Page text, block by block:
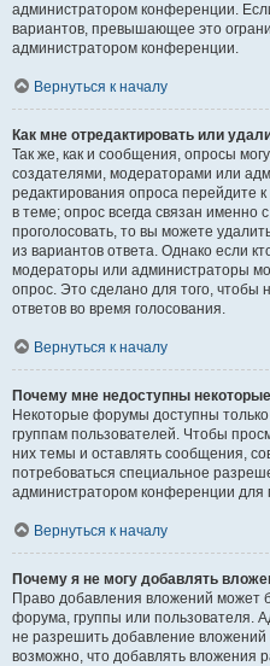
администратором конференции.
вариантов, превышающее это
администратором конференции.
Вернуться к началу
Как мне отредактировать или
Так же, как и сообщения, опросы
создателями, модераторами или
редактирования опроса перейдите
в теме; опрос всегда связан именно
проголосовать, то вы можете
из вариантов ответа. Однако если
модераторы или администраторы
опрос. Это сделано для того, чтобы
ответов во время голосования.
Вернуться к началу
Почему мне недоступны
Некоторые форумы доступны
группам пользователей. Чтобы
них темы и оставлять сообщения,
потребоваться специальное
администратором конференции для
Вернуться к началу
Почему я не могу добавлять
Право добавления вложений может
форума, группы или пользователя.
не разрешить добавление
возможно, что добавлять вложения